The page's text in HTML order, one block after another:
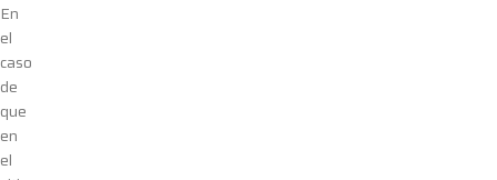
En
el
caso
de
que
en
el